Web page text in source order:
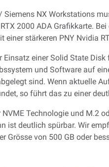
Siemens NX Workstations
2000 ADA Grafikkarte.
einer stärkeren PNY Nvidia
Einsatz einer Solid State
und Software auf
sind. Wenn aktuelle
so führt das zu einer
NVME Technologie und M.2
ist deutlich spürbar. Wir
Grösse von 500 GB oder